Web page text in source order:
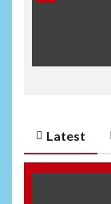
Latest